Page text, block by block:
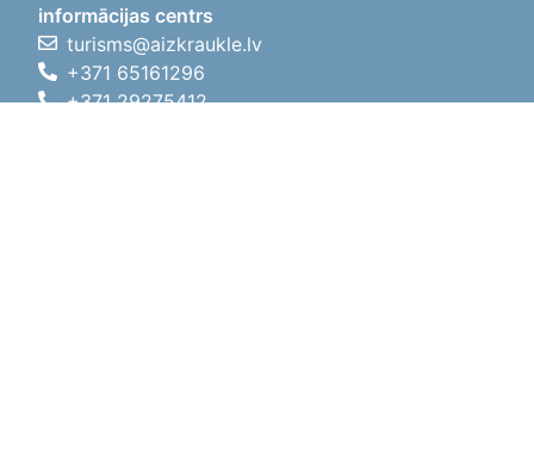
informācijas centrs
turisms@aizkraukle.lv
+371 65161296
+371 29275412